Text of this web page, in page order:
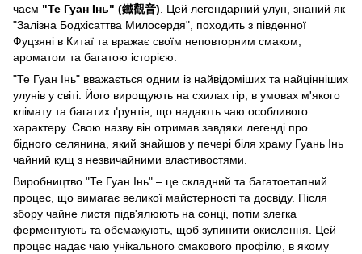
чаєм "Те Гуан Інь" (鐵觀音) . Цей легендарний улун, знаний як
"Залізна Бодхісаттва Милосердя", походить з південної
Фуцзяні в Китаї та вражає своїм неповторним смаком,
ароматом та багатою історією.
"Те Гуан Інь" вважається одним із найвідоміших та найцінніших
улунів у світі. Його вирощують на схилах гір, в умовах м'якого
клімату та багатих ґрунтів, що надають чаю особливого
характеру. Свою назву він отримав завдяки легенді про
бідного селянина, який знайшов у печері біля храму Гуань Інь
чайний кущ з незвичайними властивостями.
Виробництво "Те Гуан Інь" – це складний та багатоетапний
процес, що вимагає великої майстерності та досвіду. Після
збору чайне листя підв'ялюють на сонці, потім злегка
ферментують та обсмажують, щоб зупинити окислення. Цей
процес надає чаю унікального смакового профілю, в якому